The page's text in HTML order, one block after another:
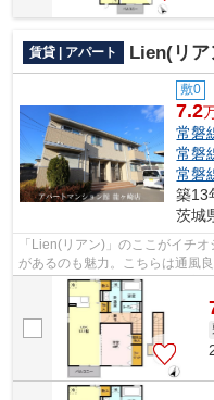
賃貸 | アパート Lien(リア
敷0
7.2
常磐
常磐
常磐
築13
茨城
「Lien(リアン)」のここがイチ
があるのも魅力。こちらは通風
ポイントを貯めませんか。丁寧か